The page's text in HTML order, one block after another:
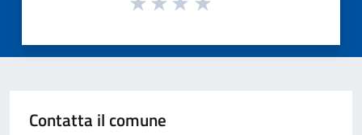
Contatta il comune